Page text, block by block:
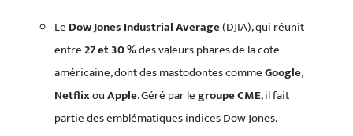
Le Dow Jones Industrial Average(DJIA), qui réunit
entre27 et 30 %des valeurs phares de la cote
américaine, dont des mastodontes commeGoogle,
NetflixouApple. Géré par legroupe CME, il fait
partie des emblématiques indices Dow Jones.